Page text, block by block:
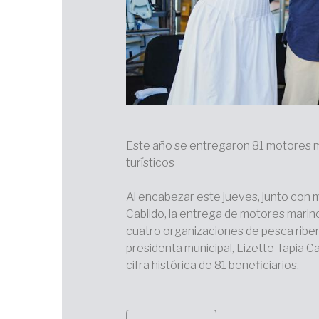
Este año se entregaron 81 motores
turísticos
Al encabezar este jueves, junto con
Cabildo, la entrega de motores
cuatro organizaciones de pesca
presidenta municipal, Lizette Tapia
cifra histórica de 81 beneficiarios.